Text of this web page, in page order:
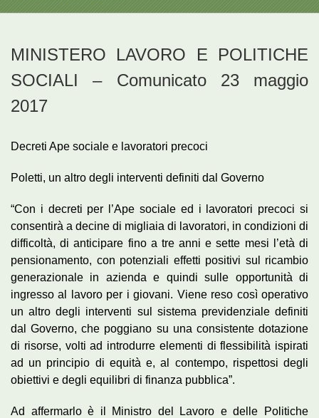
MINISTERO LAVORO E POLITICHE
SOCIALI – Comunicato 23 maggio
2017
Decreti Ape sociale e lavoratori precoci
Poletti, un altro degli interventi definiti dal Governo
“Con i decreti per l’Ape sociale ed i lavoratori precoci si
consentirà a decine di migliaia di lavoratori, in condizioni di
difficoltà, di anticipare fino a tre anni e sette mesi l’età di
pensionamento, con potenziali effetti positivi sul ricambio
generazionale in azienda e quindi sulle opportunità di
ingresso al lavoro per i giovani. Viene reso così operativo
un altro degli interventi sul sistema previdenziale definiti
dal Governo, che poggiano su una consistente dotazione
di risorse, volti ad introdurre elementi di flessibilità ispirati
ad un principio di equità e, al contempo, rispettosi degli
obiettivi e degli equilibri di finanza pubblica”.
Ad affermarlo è il Ministro del Lavoro e delle Politiche